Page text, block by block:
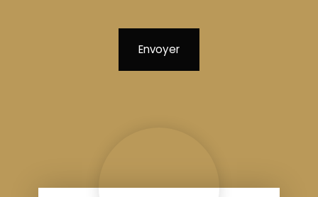
Envoyer